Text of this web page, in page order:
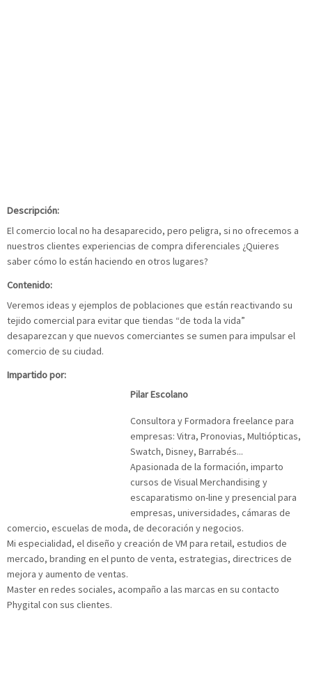
Descripción:
El comercio local no ha desaparecido, pero peligra, si no ofrecemos a
nuestros clientes experiencias de compra diferenciales ¿Quieres
saber cómo lo están haciendo en otros lugares?
Contenido:
Veremos ideas y ejemplos de poblaciones que están reactivando su
tejido comercial para evitar que tiendas “de toda la vida”
desaparezcan y que nuevos comerciantes se sumen para impulsar el
comercio de su ciudad.
Impartido por:
Pilar Escolano
Consultora y Formadora freelance para
empresas: Vitra, Pronovias, Multiópticas,
Swatch, Disney, Barrabés...
Apasionada de la formación, imparto
cursos de Visual Merchandising y
escaparatismo on-line y presencial para
empresas, universidades, cámaras de
comercio, escuelas de moda, de decoración y negocios.
Mi especialidad, el diseño y creación de VM para retail, estudios de
mercado, branding en el punto de venta, estrategias, directrices de
mejora y aumento de ventas.
Master en redes sociales, acompaño a las marcas en su contacto
Phygital con sus clientes.